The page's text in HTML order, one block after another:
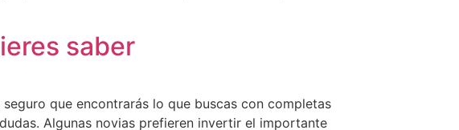
saber
que encontrarás lo que buscas con completas
Algunas novias prefieren invertir el importante